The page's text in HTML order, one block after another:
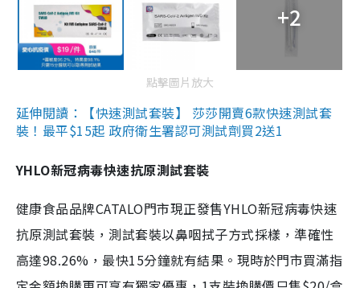
+2
點擊圖片放大
延伸閱讀：【快速測試套裝】 莎莎開賣6款快速測試套
裝！最平$15起 政府衛生署認可測試劑買2送1
YHLO新冠病毒快速抗原測試套裝
健康食品品牌CATALO門市現正發售YHLO新冠病毒快速
抗原測試套裝，測試套裝以鼻咽拭子方式採樣，準確性
高達98.26%，最快15分鐘就有結果。現時於門市買滿指